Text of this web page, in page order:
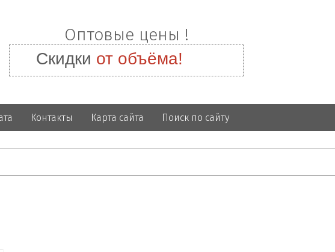
Оптовые цены !
Скидки от объёма!
Контакты Карта сайта Поиск по сайту